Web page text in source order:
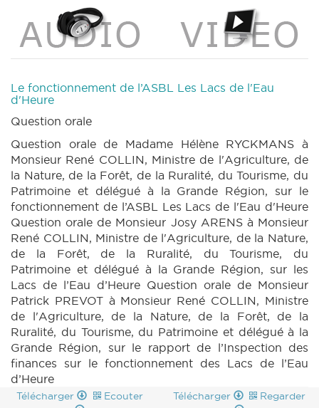
1069 n1 (2017-2018) (PDF)
|CRIC 119 (2017-
2018) (PDF)
Le fonctionnement de l’ASBL Les Lacs de l'Eau
d'Heure
Question orale
Question orale de Madame Hélène RYCKMANS à
Monsieur René COLLIN, Ministre de l'Agriculture, de
la Nature, de la Forêt, de la Ruralité, du Tourisme, du
Patrimoine et délégué à la Grande Région, sur le
fonctionnement de l’ASBL Les Lacs de l'Eau d'Heure
Question orale de Monsieur Josy ARENS à Monsieur
René COLLIN, Ministre de l'Agriculture, de la Nature,
de la Forêt, de la Ruralité, du Tourisme, du
Patrimoine et délégué à la Grande Région, sur les
Lacs de l’Eau d’Heure Question orale de Monsieur
Patrick PREVOT à Monsieur René COLLIN, Ministre
de l'Agriculture, de la Nature, de la Forêt, de la
Ruralité, du Tourisme, du Patrimoine et délégué à la
Grande Région, sur le rapport de l’Inspection des
finances sur le fonctionnement des Lacs de l’Eau
d’Heure
Télécharger Ecouter Télécharger Regarder